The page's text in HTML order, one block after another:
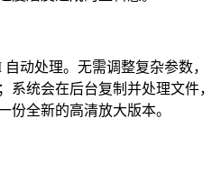
动处理。无需调整复杂参数，
系统会在后台复制并处理文件，
份全新的高清放大版本。